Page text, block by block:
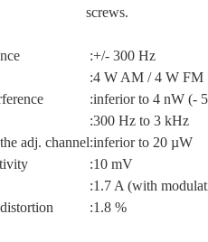
screws.
:+/- 300 Hz
:4 W AM / 4 W FM
:inferior to 4 nW (-
:300 Hz to 3 kHz
adj. channel:inferior to 20 µW
:10 mV
:1.7 A (with
:1.8 %